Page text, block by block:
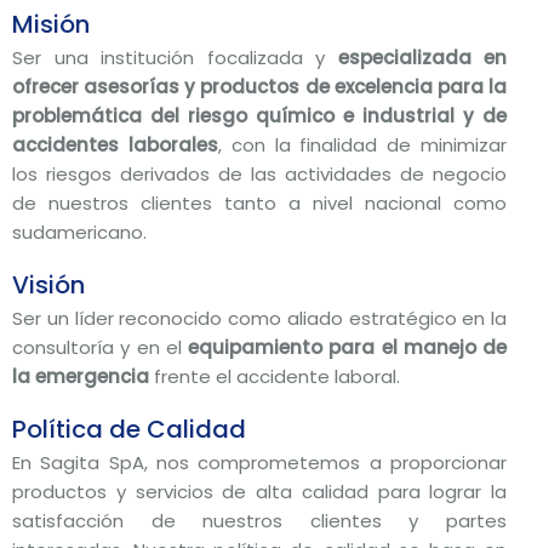
Misión
Ser una institución focalizada y especializada en
ofrecer asesorías y productos de excelencia para la
problemática del riesgo químico e industrial y de
accidentes laborales, con la finalidad de minimizar
los riesgos derivados de las actividades de negocio
de nuestros clientes tanto a nivel nacional como
sudamericano.
Visión
Ser un líder reconocido como aliado estratégico en la
consultoría y en el equipamiento para el manejo de
la emergencia frente el accidente laboral.
Política de Calidad
En Sagita SpA, nos comprometemos a proporcionar
productos y servicios de alta calidad para lograr la
satisfacción de nuestros clientes y partes